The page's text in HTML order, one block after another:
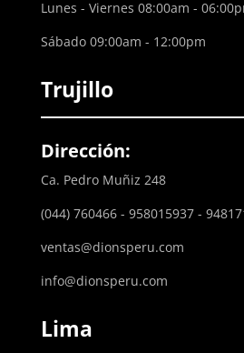
Lunes - Viernes 08:00am -
Sábado 09:00am - 12:00pm
Trujillo
Dirección:
Ca. Pedro Muñiz 248
(044) 760466 - 958015937 -
ventas@dionsperu.com
info@dionsperu.com
Lima